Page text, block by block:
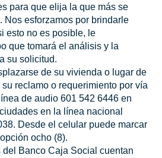
para que elija la que más se
Nos esforzamos por brindarle
esto no es posible, le
que tomará el análisis y la
su solicitud.
de su vivienda o lugar de
reclamo o requerimiento por vía
de audio 601 542 6446 en
en la línea nacional
Desde el celular puede marcar
ocho (8).
del Banco Caja Social cuentan